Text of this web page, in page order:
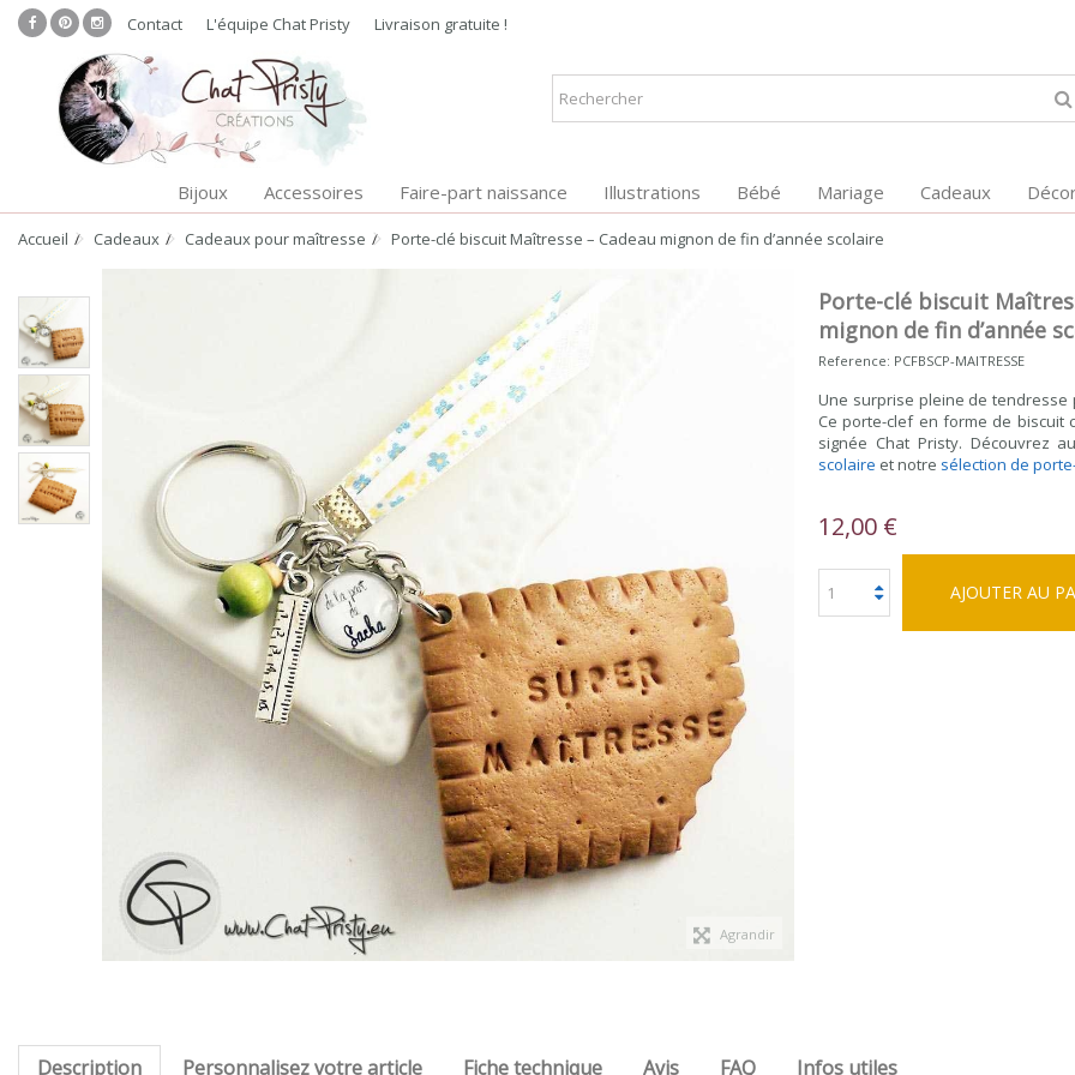
Contact L'équipe Chat Pristy Livraison gratuite !
Bijoux Accessoires Faire-part naissance Illustrations Bébé Mariage Cadeaux
Accueil Cadeaux Cadeaux pour maîtresse Porte-clé biscuit Maîtresse – Cadeau mignon de fin d’année scolaire
Agrandir
Porte-clé biscuit
mignon de fin d’année
Reference: PCFBSCP-MAITRESSE
Une surprise pleine de
Ce porte-clef en forme de biscuit
signée Chat Pristy. Découvrez
scolaire et notre sélection de
12,00 €
AJOUTER AU
Description Personnalisez votre article Fiche technique Avis FAQ Infos utiles